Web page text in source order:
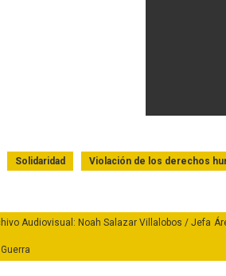
Solidaridad Violación de los derechos
Audiovisual: Noah Salazar Villalobos / Jefa